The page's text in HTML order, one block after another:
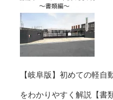
【岐阜版】初めての軽
をわかりやすく解説【書